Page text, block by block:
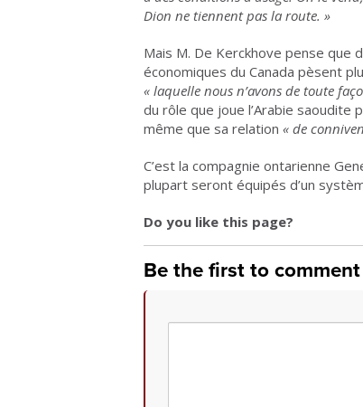
Dion ne tiennent pas la route. »
Mais M. De Kerckhove pense
économiques du Canada pèsent
« laquelle nous n’avons de toute
du rôle que joue l’Arabie
même que sa relation « de
C’est la compagnie ontarienne
plupart seront équipés d’un
Do you like this page?
Be the first to comment